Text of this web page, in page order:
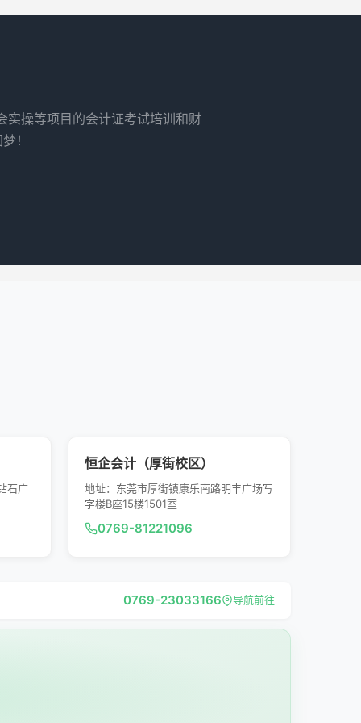
操等项目的会计证考试培训和财
！
石广
恒企会计（厚街校区）
地址：东莞市厚街镇康乐南路明丰广场写
字楼B座15楼1501室
0769-81221096
0769-23033166 导航前往